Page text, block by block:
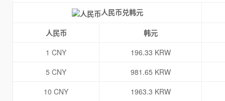
人民币兑韩元
人民币
韩元
1 CNY
196.33 KRW
5 CNY
981.65 KRW
10 CNY
1963.3 KRW